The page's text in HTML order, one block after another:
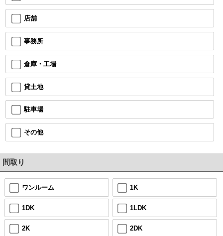
店舗
事務所
倉庫・工場
貸土地
駐車場
その他
間取り
ワンルーム 1K
1DK 1LDK
2K 2DK